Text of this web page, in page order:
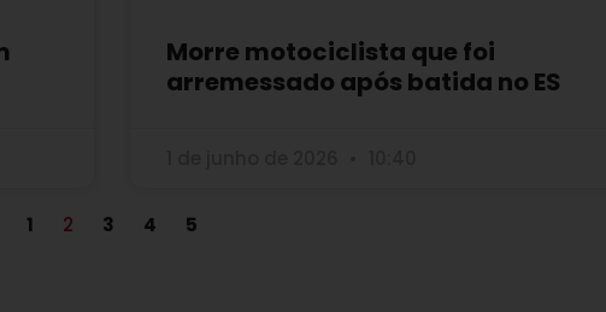
Morre motociclista que foi
arremessado após batida no ES
1 2 3 4 5